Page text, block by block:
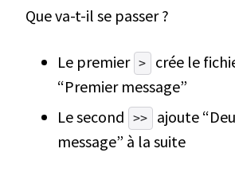
Que va-t-il se passer ?
Le premier >
crée le
“Premier message”
Le second
>>
ajoute
message” à la suite